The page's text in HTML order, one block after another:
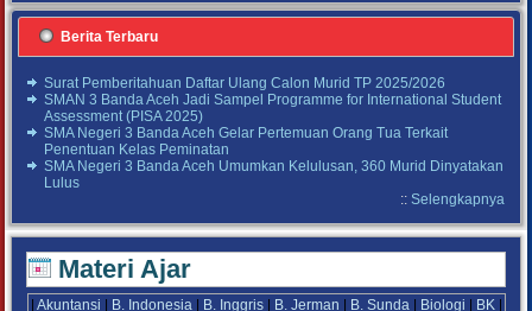
Berita Terbaru
Surat Pemberitahuan Daftar Ulang Calon Murid TP 2025/2026
SMAN 3 Banda Aceh Jadi Sampel Programme for International Student
Assessment (PISA 2025)
SMA Negeri 3 Banda Aceh Gelar Pertemuan Orang Tua Terkait
Penentuan Kelas Peminatan
SMA Negeri 3 Banda Aceh Umumkan Kelulusan, 360 Murid Dinyatakan
Lulus
:: Selengkapnya
Materi Ajar
|Akuntansi B. Indonesia B. Inggris B. Jerman B. Sunda Biologi BK